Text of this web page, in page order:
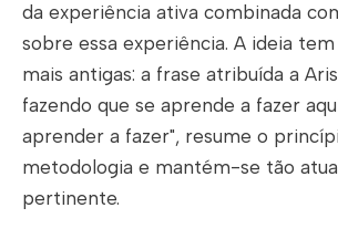
da experiência ativa combinada
sobre essa experiência. A ideia tem
mais antigas: a frase atribuída a
fazendo que se aprende a fazer
aprender a fazer", resume o
metodologia e mantém-se tão
pertinente.